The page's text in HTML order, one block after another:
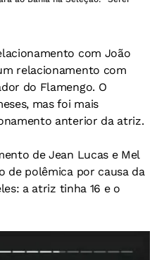
com João
relacionamento com
do Flamengo. O
mas foi mais
anterior da atriz.
de Jean Lucas e Mel
de polêmica por causa da
a atriz tinha 16 e o